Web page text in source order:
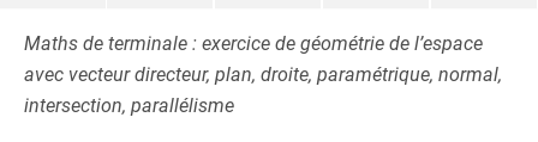
Maths de terminale : exercice de géométrie de l’espace
avec vecteur directeur, plan, droite, paramétrique, normal,
intersection, parallélisme